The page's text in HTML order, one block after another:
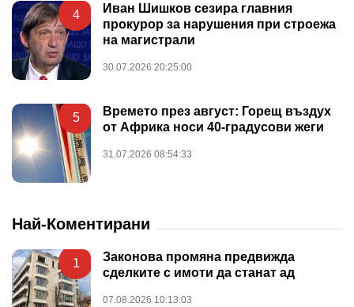
4
Иван Шишков сезира главния
прокурор за нарушения при строежа
на магистрали
30.07.2026 20:25:00
5
Времето през август: Горещ въздух
от Африка носи 40-градусови жеги
31.07.2026 08:54:33
Най-Коментирани
1
Законова промяна предвижда
сделките с имоти да станат ад
07.08.2026 10:13:03